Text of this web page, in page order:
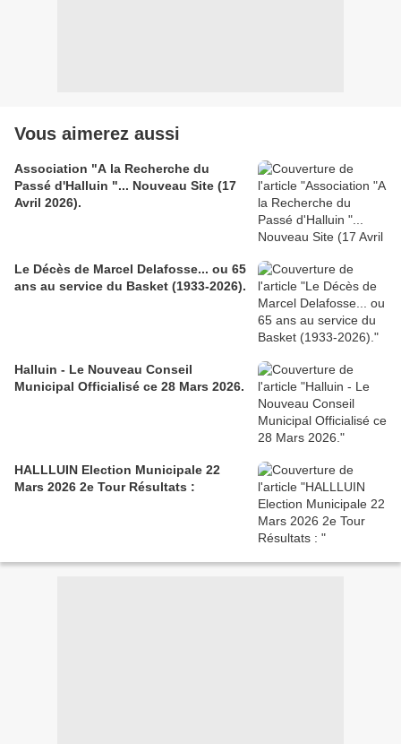
Vous aimerez aussi
Association "A la Recherche du
Passé d'Halluin "... Nouveau Site (17
Avril 2026).
Le Décès de Marcel Delafosse... ou 65
ans au service du Basket (1933-2026).
Halluin - Le Nouveau Conseil
Municipal Officialisé ce 28 Mars 2026.
HALLLUIN Election Municipale 22
Mars 2026 2e Tour Résultats :